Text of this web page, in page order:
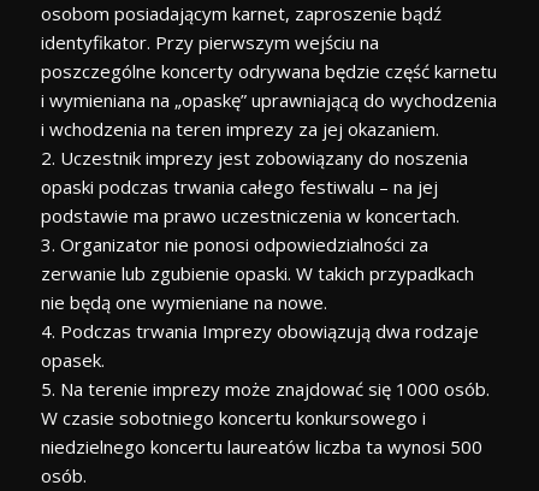
osobom posiadającym karnet, zaproszenie bądź
identyfikator. Przy pierwszym wejściu na
poszczególne koncerty odrywana będzie część karnetu
i wymieniana na „opaskę” uprawniającą do wychodzenia
i wchodzenia na teren imprezy za jej okazaniem.
2. Uczestnik imprezy jest zobowiązany do noszenia
opaski podczas trwania całego festiwalu – na jej
podstawie ma prawo uczestniczenia w koncertach.
3. Organizator nie ponosi odpowiedzialności za
zerwanie lub zgubienie opaski. W takich przypadkach
nie będą one wymieniane na nowe.
4. Podczas trwania Imprezy obowiązują dwa rodzaje
opasek.
5. Na terenie imprezy może znajdować się 1000 osób.
W czasie sobotniego koncertu konkursowego i
niedzielnego koncertu laureatów liczba ta wynosi 500
osób.